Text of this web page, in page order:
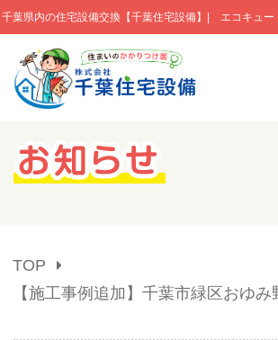
千葉県内の住宅設備交換【千葉住宅設備】| エコキュー
このページの本文へ移動
キャンペーン一覧
TOP
【施工事例追加】千葉市緑区おゆ